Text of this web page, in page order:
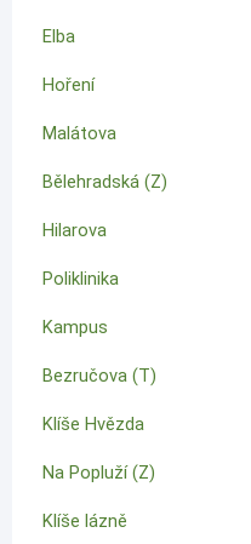
Elba
Hoření
Malátova
Bělehradská (Z)
Hilarova
Poliklinika
Kampus
Bezručova (T)
Klíše Hvězda
Na Popluží (Z)
Klíše lázně